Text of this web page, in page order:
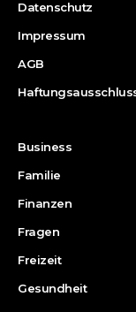
Datenschutz
Impressum
AGB
Business
Familie
Finanzen
Fragen
Freizeit
Gesundheit